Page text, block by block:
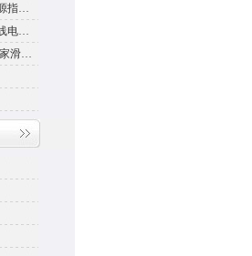
ABC-hcx-100滑线三相电源指示灯
ABC-hcx-100超薄型滑触线电源指示灯
ABC-hcx-100 上海直销厂家滑触线指示灯